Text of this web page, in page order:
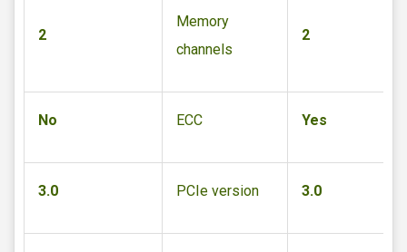
2
Memory
channels
2
No ECC Yes
3.0 PCIe version 3.0